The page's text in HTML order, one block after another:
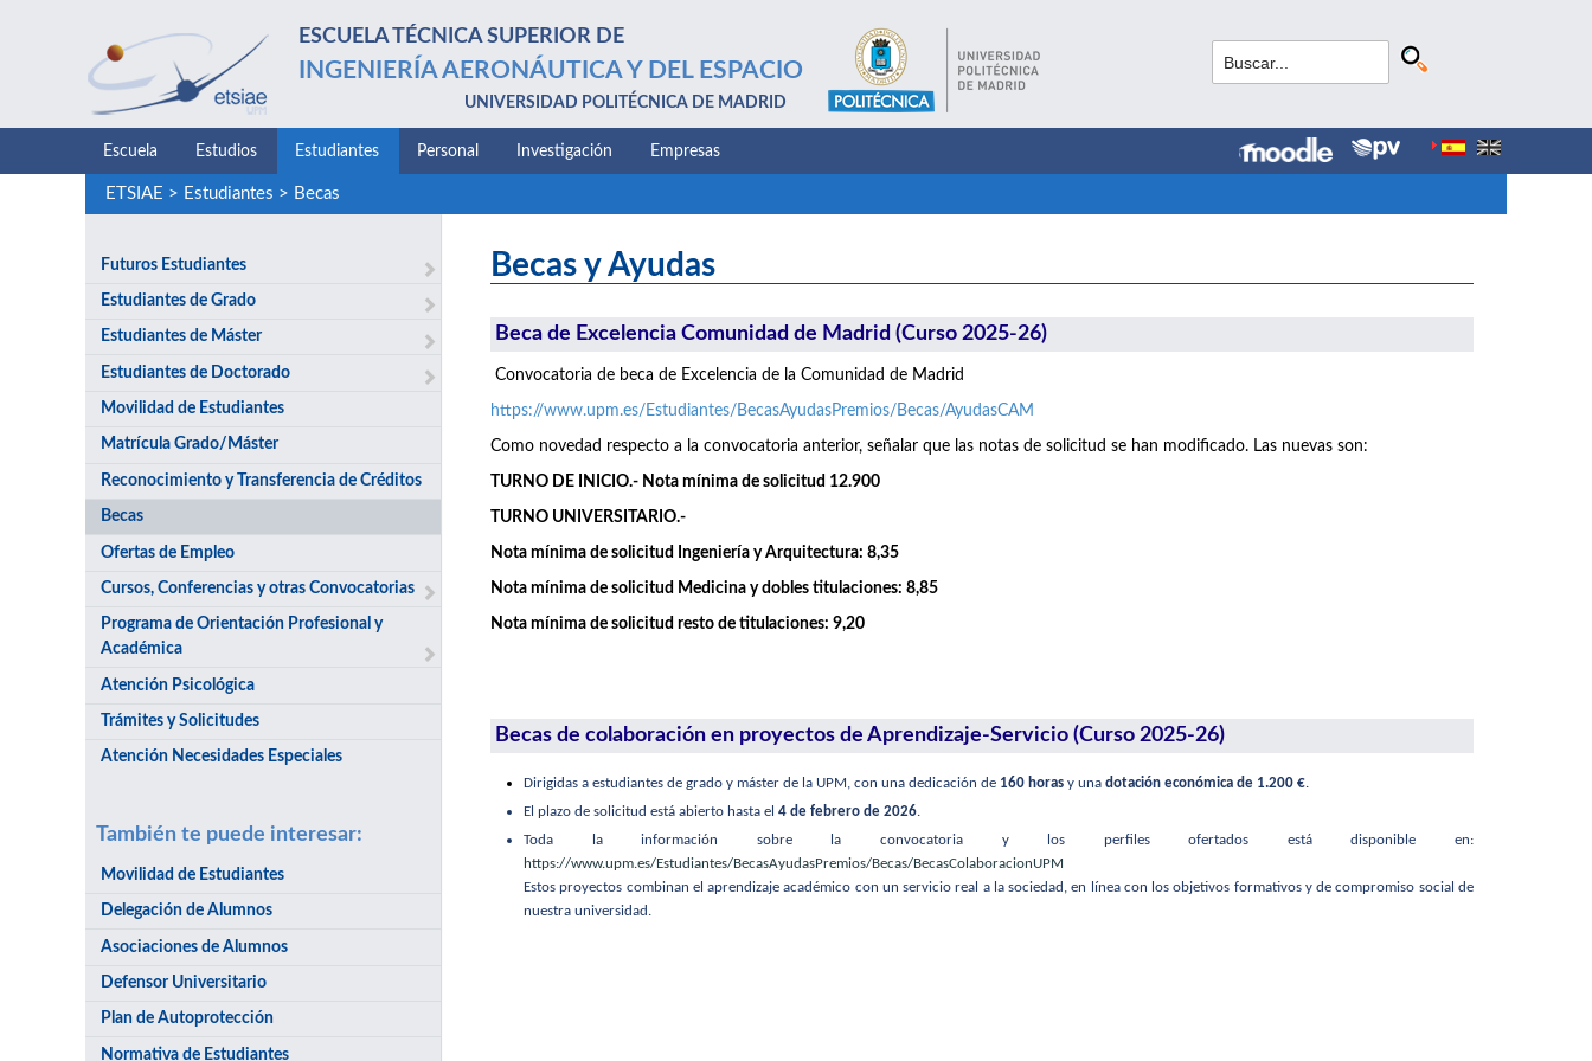
ESCUELA TÉCNICA SUPERIOR DE
INGENIERÍA AERONÁUTICA Y DEL ESPACIO
UNIVERSIDAD POLITÉCNICA DE MADRID
Escuela Estudios Estudiantes Personal Investigación Empresas
ETSIAE > Estudiantes > Becas
Futuros Estudiantes
Estudiantes de Grado
Estudiantes de Máster
Estudiantes de Doctorado
Movilidad de Estudiantes
Matrícula Grado/Máster
Reconocimiento y Transferencia de Créditos
Becas
Ofertas de Empleo
Cursos, Conferencias y otras Convocatorias
Programa de Orientación Profesional y
Académica
Atención Psicológica
Trámites y Solicitudes
Atención Necesidades Especiales
También te puede interesar:
Movilidad de Estudiantes
Delegación de Alumnos
Asociaciones de Alumnos
Defensor Universitario
Plan de Autoprotección
Normativa de Estudiantes
Becas y Ayudas
Beca de Excelencia Comunidad de Madrid (Curso 2025-26)
Convocatoria de beca de Excelencia de la Comunidad de Madrid
https://www.upm.es/Estudiantes/BecasAyudasPremios/Becas/AyudasCAM
Como novedad respecto a la convocatoria anterior, señalar que las notas de solicitud se han modificado. Las nuevas son:
TURNO DE INICIO.- Nota mínima de solicitud 12.900
TURNO UNIVERSITARIO.-
Nota mínima de solicitud Ingeniería y Arquitectura: 8,35
Nota mínima de solicitud Medicina y dobles titulaciones: 8,85
Nota mínima de solicitud resto de titulaciones: 9,20
Becas de colaboración en proyectos de Aprendizaje-Servicio (Curso 2025-26)
Dirigidas a estudiantes de grado y máster de la UPM, con una dedicación de 160 horas y una dotación económica de 1.200 €
El plazo de solicitud está abierto hasta el 4 de febrero de 2026.
Toda la información sobre la convocatoria y los perfiles ofertados está disponible en:
https://www.upm.es/Estudiantes/BecasAyudasPremios/Becas/BecasColaboracionUPM
Estos proyectos combinan el aprendizaje académico con un servicio real a la sociedad, en línea con los objetivos formativos y de compromiso social de
nuestra universidad.